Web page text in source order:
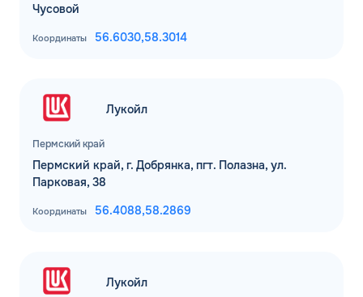
Чусовой
Координаты 56.6030,58.3014
Пермский край
Лукойл
Пермский край, г. Добрянка, пгт. Полазна, ул.
Парковая, 38
Координаты 56.4088,58.2869
Лукойл